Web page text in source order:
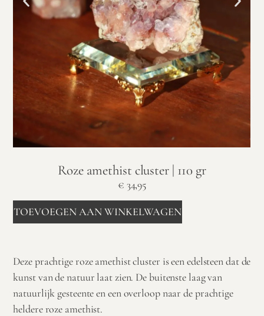
Roze amethist cluster | 110 gr
€ 34,95
TOEVOEGEN AAN WINKELWAGEN
Deze prachtige roze amethist cluster is een edelsteen dat de
kunst van de natuur laat zien. De buitenste laag van
natuurlijk gesteente en een overloop naar de prachtige
heldere roze amethist.